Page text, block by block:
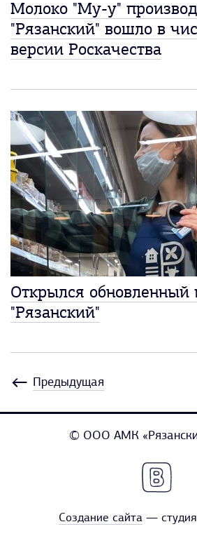
Молоко "Му-у"
"Рязанский" вошло в
версии Роскачества
Открылся
"Рязанский"
Предыдущая
© ООО АМК
Создание сайта — студия